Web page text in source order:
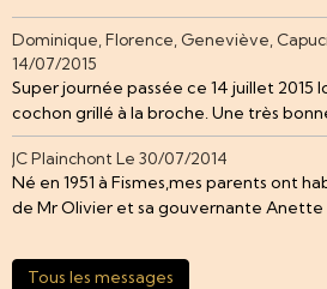
Dominique, Florence, Geneviève,
14/07/2015
Super journée passée ce 14 juillet 2015
cochon grillé à la broche. Une très bonne
JC Plainchont Le 30/07/2014
Né en 1951 à Fismes,mes parents ont
de Mr Olivier et sa gouvernante Anette ...
Tous les messages